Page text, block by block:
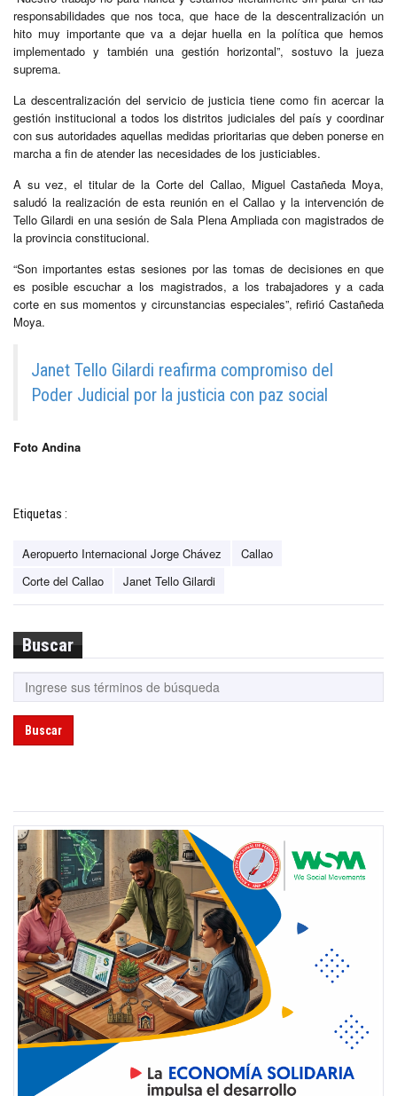
responsabilidades que nos toca, que hace de la descentralización un
hito muy importante que va a dejar huella en la política que hemos
implementado y también una gestión horizontal”, sostuvo la jueza
suprema.
La descentralización del servicio de justicia tiene como fin acercar la
gestión institucional a todos los distritos judiciales del país y coordinar
con sus autoridades aquellas medidas prioritarias que deben ponerse en
marcha a fin de atender las necesidades de los justiciables.
A su vez, el titular de la Corte del Callao, Miguel Castañeda Moya,
saludó la realización de esta reunión en el Callao y la intervención de
Tello Gilardi en una sesión de Sala Plena Ampliada con magistrados de
la provincia constitucional.
“Son importantes estas sesiones por las tomas de decisiones en que
es posible escuchar a los magistrados, a los trabajadores y a cada
corte en sus momentos y circunstancias especiales”, refirió Castañeda
Moya.
Janet Tello Gilardi reafirma compromiso del
Poder Judicial por la justicia con paz social
Foto Andina
Etiquetas :
Aeropuerto Internacional Jorge Chávez
Callao
Corte del Callao
Janet Tello Gilardi
Buscar
Buscar